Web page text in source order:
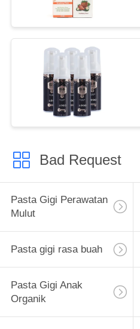
Bad Request
Pasta Gigi Perawatan
Mulut
Pasta gigi rasa buah
Pasta Gigi Anak
Organik